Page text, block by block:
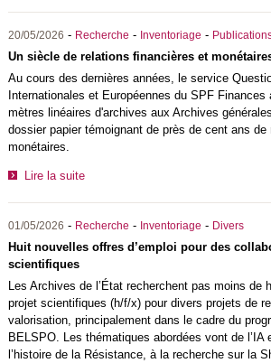
20/05/2026 - Recherche - Inventoriage -
Un siècle de relations financières et
Au cours des dernières années, le service
Internationales et Européennes du SPF
mètres linéaires d'archives aux Archives
dossier papier témoignant de près de cent ans
monétaires.
Lire la suite
01/05/2026 - Recherche - Inventoriage - Divers
Huit nouvelles offres d’emploi pour des
scientifiques
Les Archives de l’État recherchent pas moins de
projet scientifiques (h/f/x) pour divers projets de
valorisation, principalement dans le cadre du
BELSPO. Les thématiques abordées vont de l’IA
l’histoire de la Résistance, à la recherche sur la